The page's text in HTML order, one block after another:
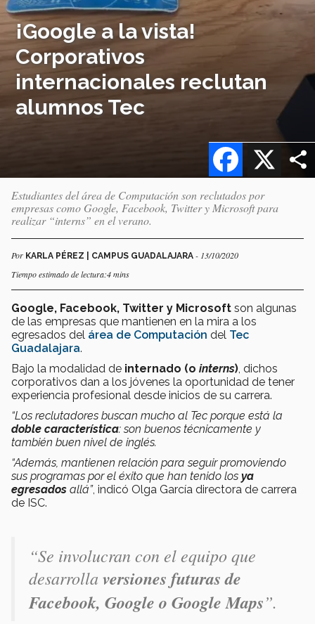
¡Google a la vista!
Corporativos
internacionales reclutan
alumnos Tec
X
Facebook
Estudiantes del área de Computación son reclutados por
empresas como Google, Facebook, Twitter y Microsoft para
realizar “interns” en el verano.
Por KARLA PÉREZ | CAMPUS GUADALAJARA - 13/10/2020
Tiempo estimado de lectura:4 mins
Google, Facebook, Twitter y Microsoft son algunas
de las empresas que mantienen en la mira a los
egresados del área de Computación del Tec
Guadalajara.
Bajo la modalidad de internado (o interns) , dichos
corporativos dan a los jóvenes la oportunidad de tener
experiencia profesional desde inicios de su carrera.
“Los reclutadores buscan mucho al Tec porque está la
doble característica: son buenos técnicamente y
también buen nivel de inglés.
“Además, mantienen relación para seguir promoviendo
sus programas por el éxito que han tenido los ya
egresados allá”, indicó Olga García directora de carrera
de ISC.
“Se involucran con el equipo que
desarrollaversiones futuras de
Facebook, Google o Google Maps”.